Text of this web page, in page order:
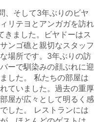
、そして3年ぶりのビヤ
リテヨとアンガガを訪れ
きました。ビヤドーはス
ンゴ礁と親切なスタッフ
場所です。3年ぶりの訪
ーで馴染みの顔ぶれに迎
した。 私たちの部屋は
ていました。過去の重厚
屋が広々として明るく感
した。 レストランには